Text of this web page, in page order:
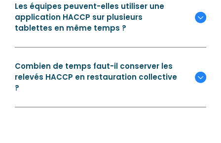
Les équipes peuvent-elles utiliser une
application HACCP sur plusieurs
tablettes en même temps ?
Combien de temps faut-il conserver les
relevés HACCP en restauration collective
?